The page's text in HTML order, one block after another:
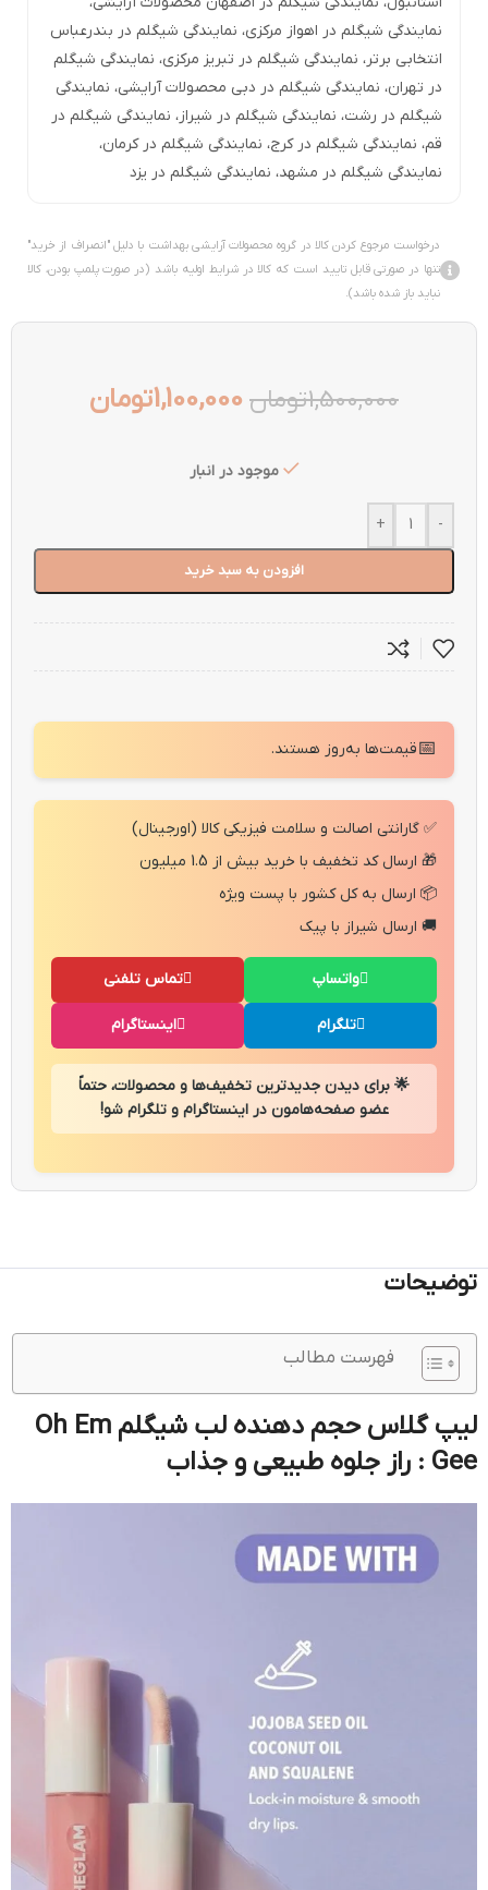
نمایندگی شیگلم در اهواز مرکزی، نمایندگی شیگلم در بندرعباس
انتخابی برتر، نمایندگی شیگلم در تبریز مرکزی، نمایندگی شیگلم
در تهران، نمایندگی شیگلم در دبی محصولات آرایشی، نمایندگی
شیگلم در رشت، نمایندگی شیگلم در شیراز، نمایندگی شیگلم در
قم، نمایندگی شیگلم در کرج، نمایندگی شیگلم در کرمان،
نمایندگی شیگلم در مشهد، نمایندگی شیگلم در یزد
درخواست مرجوع کردن کالا در گروه محصولات آرایشی بهداشت با دلیل "انصراف از خرید"
تنها در صورتی قابل تایید است که کالا در شرایط اولیه باشد (در صورت پلمپ بودن، کالا
نباید باز شده باشد).
1,500,000تومان 1,100,000تومان
موجود در انبار
-
+
افزودن به سبد خرید
📅قیمت‌ها به‌روز هستند.
✅ گارانتی اصالت و سلامت فیزیکی کالا (اورجینال)
🎁 ارسال کد تخفیف با خرید بیش از 1.5 میلیون
📦 ارسال به کل کشور با پست ویژه
🚚 ارسال شیراز با پیک
تماس تلفنی واتساپ
اینستاگرام تلگرام
🌟 برای دیدن جدیدترین تخفیف‌ها و محصولات، حتماً
عضو صفحه‌هامون در اینستاگرام و تلگرام شو!
توضیحات
فهرست مطالب
لیپ گلاس حجم دهنده لب شیگلم Oh Em
Gee : راز جلوه طبیعی و جذاب